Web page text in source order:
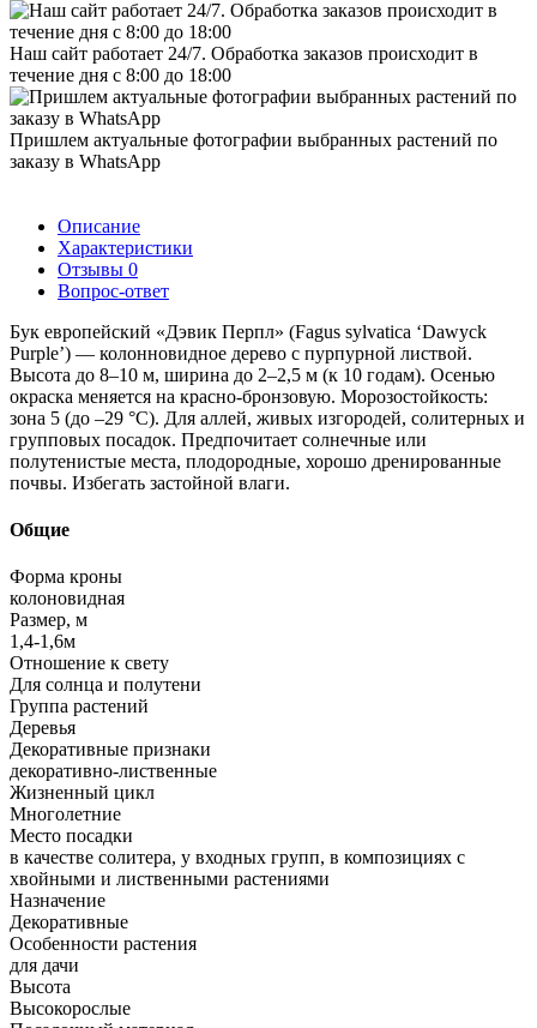
Наш сайт работает 24/7. Обработка заказов происходит в
течение дня с 8:00 до 18:00
Пришлем актуальные фотографии выбранных растений по
заказу в WhatsApp
Описание
Характеристики
Отзывы 0
Вопрос-ответ
Бук европейский «Дэвик Перпл» (Fagus sylvatica ‘Dawyck
Purple’) — колонновидное дерево с пурпурной листвой.
Высота до 8–10 м, ширина до 2–2,5 м (к 10 годам). Осенью
окраска меняется на красно‑бронзовую. Морозостойкость:
зона 5 (до –29 °C). Для аллей, живых изгородей, солитерных и
групповых посадок. Предпочитает солнечные или
полутенистые места, плодородные, хорошо дренированные
почвы. Избегать застойной влаги.
Общие
Форма кроны
колоновидная
Размер, м
1,4-1,6м
Отношение к свету
Для солнца и полутени
Группа растений
Деревья
Декоративные признаки
декоративно-лиственные
Жизненный цикл
Многолетние
Место посадки
в качестве солитера, у входных групп, в композициях с
хвойными и лиственными растениями
Назначение
Декоративные
Особенности растения
для дачи
Высота
Высокорослые